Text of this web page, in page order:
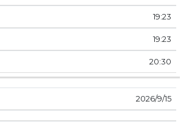
19:23
19:23
20:30
15‏‏/9‏‏/2026